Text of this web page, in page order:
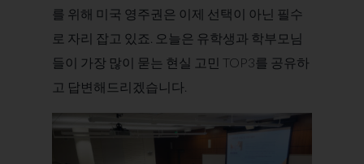
를 위해 미국 영주권은 이제 선택이 아닌 필수
로 자리 잡고 있죠. 오늘은 유학생과 학부모님
들이 가장 많이 묻는 현실 고민 TOP3를 공유하
고 답변해드리겠습니다.